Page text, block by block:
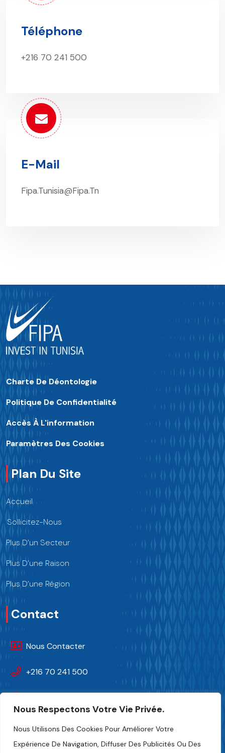
Nous Respectons Votre Vie Privée.
Nous Utilisons Des Cookies Pour Améliorer Votre
Expérience De Navigation, Diffuser Des Publicités Ou Des
Téléphone
+216 70 241 500
E-Mail
Fipa.tunisia@fipa.tn
Charte De Déontologie
Politique De Confidentialité
Accès À L'information
Paramètres Des Cookies
Plan Du Site
Accueil
Sollicitez-Nous
Plus D’un Secteur
Plus D’une Raison
Plus D’une Région
Contact
Nous Contacter
+216 70 241 500